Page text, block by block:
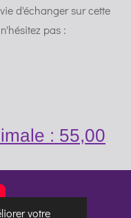
votre
d'échanger sur cette
pas :
: 55,00